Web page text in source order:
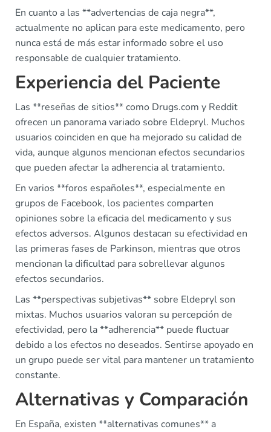
En cuanto a las **advertencias de caja negra**,
actualmente no aplican para este medicamento, pero
nunca está de más estar informado sobre el uso
responsable de cualquier tratamiento.
Experiencia del Paciente
Las **reseñas de sitios** como Drugs.com y Reddit
ofrecen un panorama variado sobre Eldepryl. Muchos
usuarios coinciden en que ha mejorado su calidad de
vida, aunque algunos mencionan efectos secundarios
que pueden afectar la adherencia al tratamiento.
En varios **foros españoles**, especialmente en
grupos de Facebook, los pacientes comparten
opiniones sobre la eficacia del medicamento y sus
efectos adversos. Algunos destacan su efectividad en
las primeras fases de Parkinson, mientras que otros
mencionan la dificultad para sobrellevar algunos
efectos secundarios.
Las **perspectivas subjetivas** sobre Eldepryl son
mixtas. Muchos usuarios valoran su percepción de
efectividad, pero la **adherencia** puede fluctuar
debido a los efectos no deseados. Sentirse apoyado en
un grupo puede ser vital para mantener un tratamiento
constante.
Alternativas y Comparación
En España, existen **alternativas comunes** a